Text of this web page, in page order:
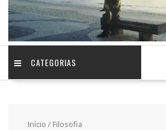
CATEGORIAS
Início / Filosofia